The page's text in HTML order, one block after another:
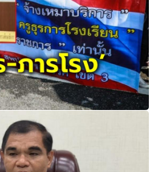
ก.คลังแก้ปัญหา ‘ธุรการ-ภารโรง’